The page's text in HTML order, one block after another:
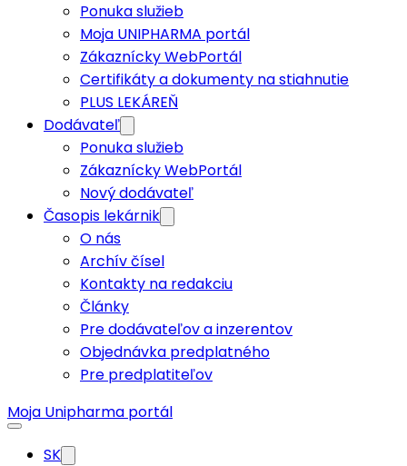
Ponuka služieb
Moja UNIPHARMA portál
Zákaznícky WebPortál
Certifikáty a dokumenty na stiahnutie
PLUS LEKÁREŇ
Dodávateľ
Ponuka služieb
Zákaznícky WebPortál
Nový dodávateľ
Časopis lekárnik
O nás
Archív čísel
Kontakty na redakciu
Články
Pre dodávateľov a inzerentov
Objednávka predplatného
Pre predplatiteľov
Moja Unipharma portál
SK